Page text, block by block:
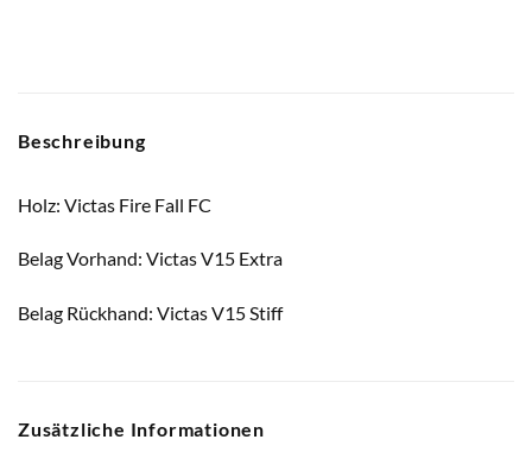
Beschreibung
Holz: Victas Fire Fall FC
Belag Vorhand: Victas V15 Extra
Belag Rückhand: Victas V15 Stiff
Zusätzliche Informationen